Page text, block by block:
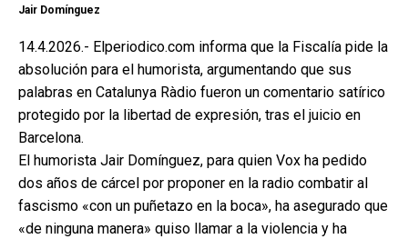
Jair Domínguez
14.4.2026.- Elperiodico.com informa que la Fiscalía pide la
absolución para el humorista, argumentando que sus
palabras en Catalunya Ràdio fueron un comentario satírico
protegido por la libertad de expresión, tras el juicio en
Barcelona.
El humorista Jair Domínguez, para quien Vox ha pedido
dos años de cárcel por proponer en la radio combatir al
fascismo «con un puñetazo en la boca», ha asegurado que
«de ninguna manera» quiso llamar a la violencia y ha